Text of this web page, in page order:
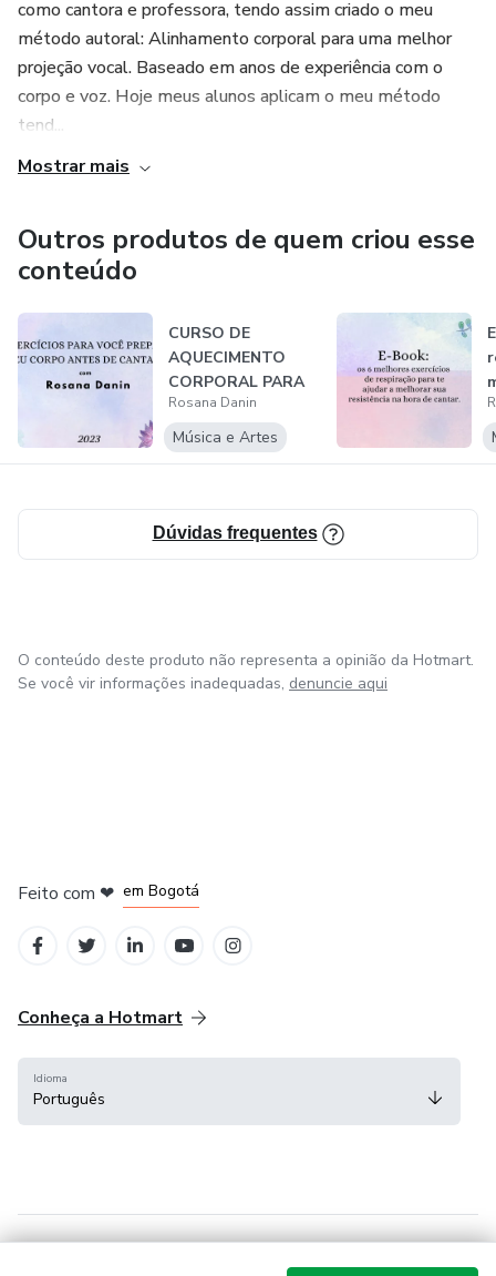
como cantora e professora, tendo assim criado o meu
método autoral: Alinhamento corporal para uma melhor
projeção vocal. Baseado em anos de experiência com o
corpo e voz. Hoje meus alunos aplicam o meu método
tend...
Mostrar mais
Outros produtos de quem criou esse
conteúdo
CURSO DE
AQUECIMENTO
CORPORAL PARA
CANTORES
Rosana Danin
Música e Artes
Dúvidas frequentes
O conteúdo deste produto não representa a opinião da Hotmart.
Se você vir informações inadequadas, denuncie aqui
Feito com ❤ em Bogotá
Conheça a Hotmart
Idioma
Português